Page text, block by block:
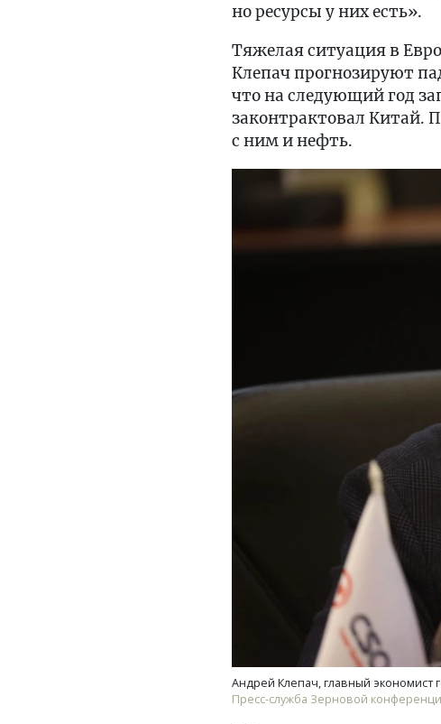
но ресурсы у них есть».
Тяжелая ситуация в
Клепач прогнозируют
что на следующий год
законтрактовал Китай.
с ним и нефть.
Андрей Клепач, главный экономист
Пресс-служба Зерновой